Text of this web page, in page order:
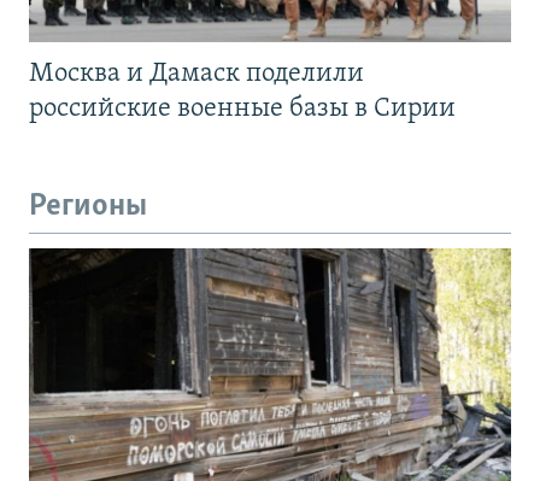
Москва и Дамаск поделили
российские военные базы в Сирии
Регионы